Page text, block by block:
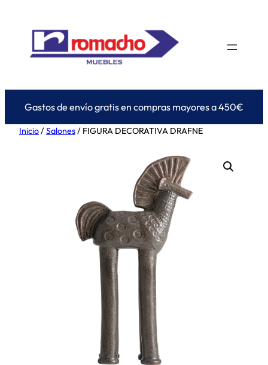
contenido
Gastos de envío gratis en compras mayores a 450€
Inicio/Salones/ FIGURA DECORATIVA DRAFNE